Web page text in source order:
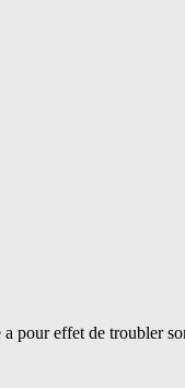
pour effet de troubler